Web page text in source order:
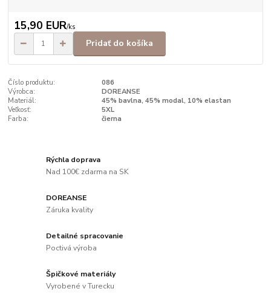
15,90 EUR/ks
Pridať do košíka
Číslo produktu:
086
Výrobca:
DOREANSE
Materiál:
45% bavlna, 45% modal, 10% elastan
Veľkosť:
5XL
Farba:
čierna
Rýchla doprava
Nad 100€ zdarma na SK
DOREANSE
Záruka kvality
Detailné spracovanie
Poctivá výroba
Špičkové materiály
Vyrobené v Turecku